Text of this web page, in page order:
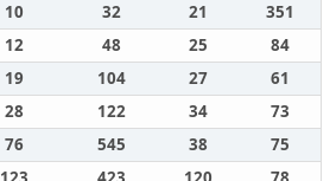
10 32 21
351
12 48 25
84
19 104 27
61
28 122 34
73
76 545 38
75